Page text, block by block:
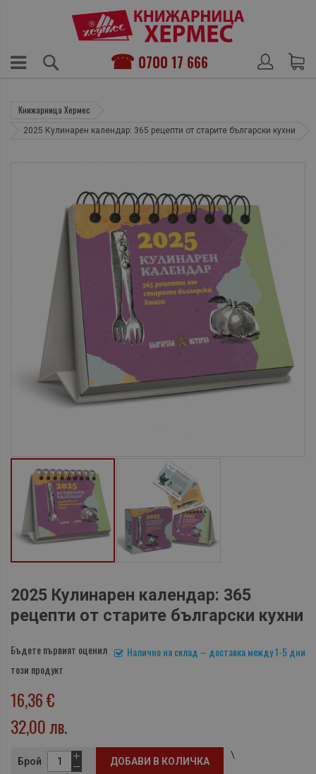
0700 17 666
Книжарница Хермес
2025 Кулинарен календар: 365 рецепти от старите български кухни
2025 Кулинарен календар: 365
рецепти от старите български кухни
Налично на склад – доставка между 1-5 дни
Бъдете първият оценил
този продукт
16,36 €
32,00 лв.
Брой ДОБАВИ В КОЛИЧКА
\